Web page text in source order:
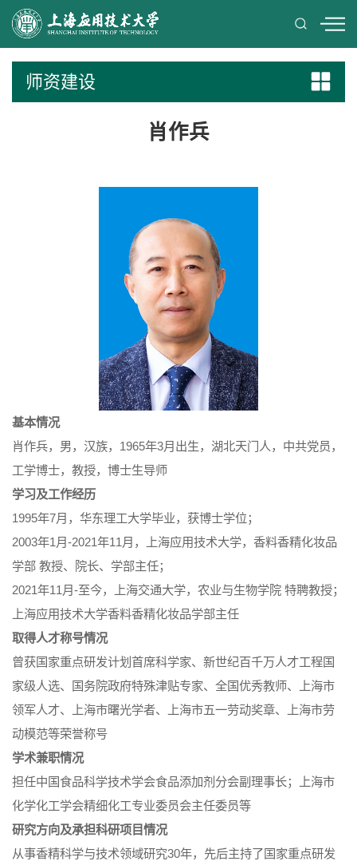
师资建设
肖作兵
基本情况
肖作兵，男，汉族，1965年3月出生，湖北天门人，中共党员，
工学博士，教授，博士生导师
学习及工作经历
1995年7月，华东理工大学毕业，获博士学位；
2003年1月-2021年11月，上海应用技术大学，香料香精化妆品
学部 教授、院长、学部主任；
2021年11月-至今，上海交通大学，农业与生物学院 特聘教授；
上海应用技术大学香料香精化妆品学部主任
取得人才称号情况
曾获国家重点研发计划首席科学家、新世纪百千万人才工程国
家级人选、国务院政府特殊津贴专家、全国优秀教师、上海市
领军人才、上海市曙光学者、上海市五一劳动奖章、上海市劳
动模范等荣誉称号
学术兼职情况
担任中国食品科学技术学会食品添加剂分会副理事长；上海市
化学化工学会精细化工专业委员会主任委员等
研究方向及承担科研项目情况
从事香精科学与技术领域研究30年，先后主持了国家重点研发